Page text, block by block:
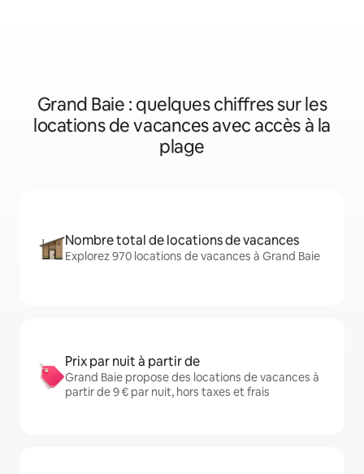
Grand Baie : quelques chiffres sur les
locations de vacances avec accès à la
plage
Nombre total de locations de vacances
Explorez 970 locations de vacances à Grand Baie
Prix par nuit à partir de
Grand Baie propose des locations de vacances à
partir de 9 € par nuit, hors taxes et frais